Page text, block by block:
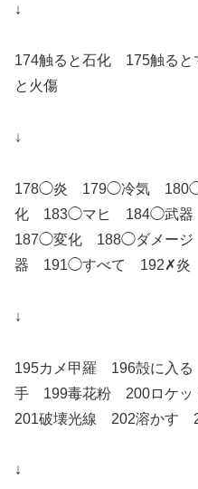
↓
174触ると石化 175触る
と火傷
↓
178◯炎 179◯冷気
化 183◯マヒ 184◯武
187◯変化 188◯ダメー
器 191◯すべて 192✗炎
↓
195カメ甲羅 196殻に入
手 199毒花粉 200ロケッ
201破壊光線 202溶かす
↓